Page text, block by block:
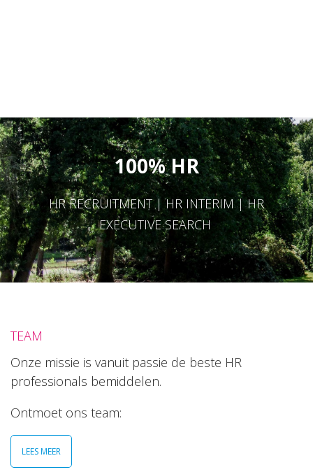
100% HR
HR RECRUITMENT | HR INTERIM | HR
EXECUTIVE SEARCH
TEAM
Onze missie is vanuit passie de beste HR
professionals bemiddelen.
Ontmoet ons team:
LEES MEER